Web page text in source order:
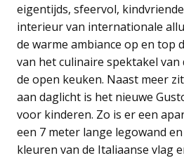
eigentijds, sfeervol,
interieur van internationale
de warme ambiance op en top
van het culinaire spektakel van
de open keuken. Naast meer
aan daglicht is het nieuwe
voor kinderen. Zo is er een
een 7 meter lange legowand
kleuren van de Italiaanse vlag